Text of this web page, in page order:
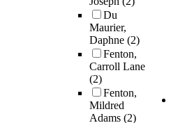
Du
Maurier,
Daphne (2)
Fenton,
Carroll Lane
(2)
Fenton,
Mildred
Adams (2)